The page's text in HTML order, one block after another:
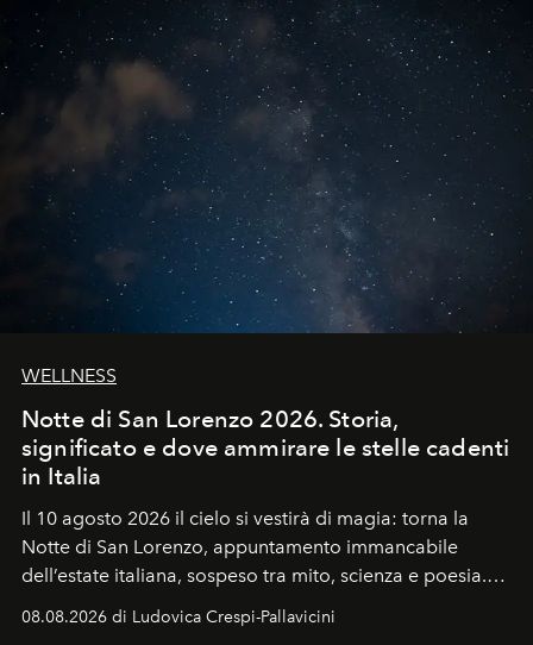
WELLNESS
Notte di San Lorenzo 2026. Storia,
significato e dove ammirare le stelle cadenti
in Italia
Il 10 agosto 2026 il cielo si vestirà di magia: torna la
Notte di San Lorenzo, appuntamento immancabile
dell’estate italiana, sospeso tra mito, scienza e poesia.
celeste per seguire il passaggio delle
08.08.2026 di Ludovica Crespi-Pallavicini